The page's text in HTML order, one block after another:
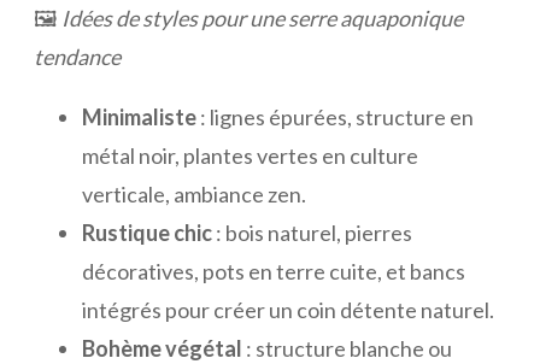
🖼 Idées de styles pour une serre aquaponique
tendance
Minimaliste: lignes épurées, structure en
métal noir, plantes vertes en culture
verticale, ambiance zen.
Rustique chic: bois naturel, pierres
décoratives, pots en terre cuite, et bancs
intégrés pour créer un coin détente naturel.
Bohème végétal : structure blanche ou